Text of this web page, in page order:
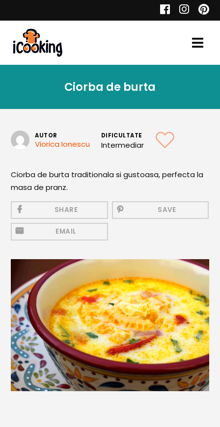
Toate Reţetele
Aperitive
Aperitive Calde
Aperitive Reci
Mezeluri
Băuturi
Băuturi calde
Băuturi reci
Cocktail-uri
Smoothies
Ceva Dulce
Biscuiți, Bomboane și
Fursecuri
Ciorba de burta
AUTOR
Viorica Ionescu
DIFICULTATE
Intermediar
Ciorba de burta traditionala si gustoasa, perfecta la
masa de pranz.
SHARE SAVE
EMAIL